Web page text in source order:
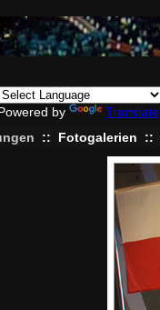
by Translate
:: Fotogalerien ::